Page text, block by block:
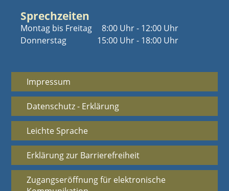
Sprechzeiten
Montag bis Freitag
Donnerstag
8:00 Uhr - 12:00 Uhr
15:00 Uhr - 18:00 Uhr
Impressum
Datenschutz - Erklärung
Leichte Sprache
Erklärung zur Barrierefreiheit
Zugangseröffnung für elektronische